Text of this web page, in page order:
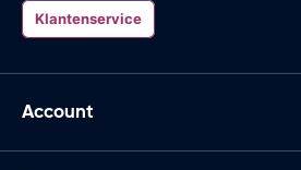
Klantenservice
Account